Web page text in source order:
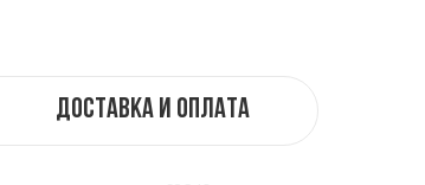
Доставка и оплата